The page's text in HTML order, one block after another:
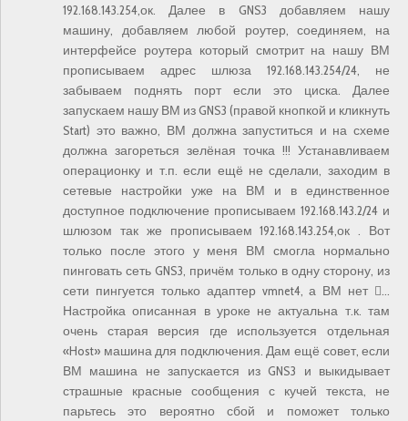
192.168.143.254,ок. Далее в GNS3 добавляем нашу
машину, добавляем любой роутер, соединяем, на
интерфейсе роутера который смотрит на нашу ВМ
прописываем адрес шлюза 192.168.143.254/24, не
забываем поднять порт если это циска. Далее
запускаем нашу ВМ из GNS3 (правой кнопкой и кликнуть
Start) это важно, ВМ должна запуститься и на схеме
должна загореться зелёная точка !!! Устанавливаем
операционку и т.п. если ещё не сделали, заходим в
сетевые настройки уже на ВМ и в единственное
доступное подключение прописываем 192.168.143.2/24 и
шлюзом так же прописываем 192.168.143.254,ок . Вот
только после этого у меня ВМ смогла нормально
пинговать сеть GNS3, причём только в одну сторону, из
сети пингуется только адаптер vmnet4, а ВМ нет …
Настройка описанная в уроке не актуальна т.к. там
очень старая версия где используется отдельная
«Host» машина для подключения. Дам ещё совет, если
ВМ машина не запускается из GNS3 и выкидывает
страшные красные сообщения с кучей текста, не
парьтесь это вероятно сбой и поможет только